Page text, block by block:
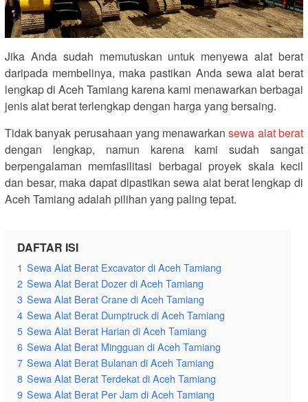
Jika Anda sudah memutuskan untuk menyewa alat berat
daripada membelinya, maka pastikan Anda sewa alat berat
lengkap di Aceh Tamiang karena kami menawarkan berbagai
jenis alat berat terlengkap dengan harga yang bersaing.
Tidak banyak perusahaan yang menawarkansewa alat berat
dengan lengkap, namun karena kami sudah sangat
berpengalaman memfasilitasi berbagai proyek skala kecil
dan besar, maka dapat dipastikan sewa alat berat lengkap di
Aceh Tamiang adalah pilihan yang paling tepat.
DAFTAR ISI
1 Sewa Alat Berat Excavator di Aceh Tamiang
2 Sewa Alat Berat Dozer di Aceh Tamiang
3 Sewa Alat Berat Crane di Aceh Tamiang
4 Sewa Alat Berat Dumptruck di Aceh Tamiang
5 Sewa Alat Berat Harian di Aceh Tamiang
6 Sewa Alat Berat Mingguan di Aceh Tamiang
7 Sewa Alat Berat Bulanan di Aceh Tamiang
8 Sewa Alat Berat Terdekat di Aceh Tamiang
9 Sewa Alat Berat Per Jam di Aceh Tamiang